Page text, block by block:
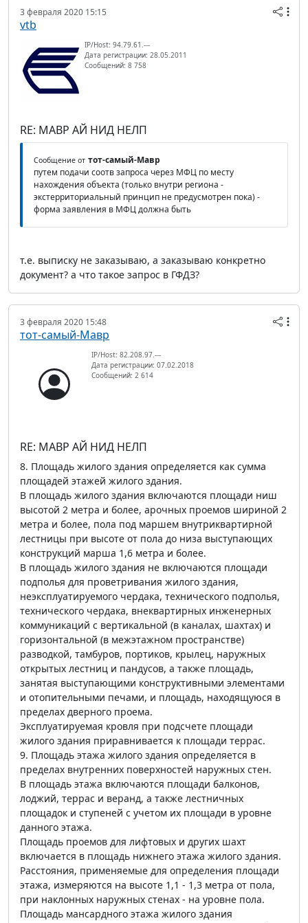
3 февраля 2020 15:15
vtb
IP/Host: 94.79.61.---
Дата регистрации: 28.05.2011
Сообщений: 8 758
RE: МАВР АЙ НИД НЕЛП
Сообщение от тот-самый-Мавр
путем подачи соотв запроса через МФЦ по месту
нахождения объекта (только внутри региона -
экстерриториальный принцип не предусмотрен пока) -
форма заявления в МФЦ должна быть
т.е. выписку не заказываю, а заказываю конкретно
документ? а что такое запрос в ГФДЗ?
3 февраля 2020 15:48
тот-самый-Мавр
IP/Host: 82.208.97.---
Дата регистрации: 07.02.2018
Сообщений: 2 614
RE: МАВР АЙ НИД НЕЛП
8. Площадь жилого здания определяется как сумма
площадей этажей жилого здания.
В площадь жилого здания включаются площади ниш
высотой 2 метра и более, арочных проемов шириной 2
метра и более, пола под маршем внутриквартирной
лестницы при высоте от пола до низа выступающих
конструкций марша 1,6 метра и более.
В площадь жилого здания не включаются площади
подполья для проветривания жилого здания,
неэксплуатируемого чердака, технического подполья,
технического чердака, внеквартирных инженерных
коммуникаций с вертикальной (в каналах, шахтах) и
горизонтальной (в межэтажном пространстве)
разводкой, тамбуров, портиков, крылец, наружных
открытых лестниц и пандусов, а также площадь,
занятая выступающими конструктивными элементами
и отопительными печами, и площадь, находящуюся в
пределах дверного проема.
Эксплуатируемая кровля при подсчете площади
жилого здания приравнивается к площади террас.
9. Площадь этажа жилого здания определяется в
пределах внутренних поверхностей наружных стен.
В площадь этажа включаются площади балконов,
лоджий, террас и веранд, а также лестничных
площадок и ступеней с учетом их площади в уровне
данного этажа.
Площадь проемов для лифтовых и других шахт
включается в площадь нижнего этажа жилого здания.
Расстояния, применяемые для определения площади
этажа, измеряются на высоте 1,1 - 1,3 метра от пола,
при наклонных наружных стенах - на уровне пола.
Площадь мансардного этажа жилого здания